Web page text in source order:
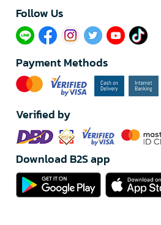
Follow Us​
Payment Methods
Verified by
Download B2S app